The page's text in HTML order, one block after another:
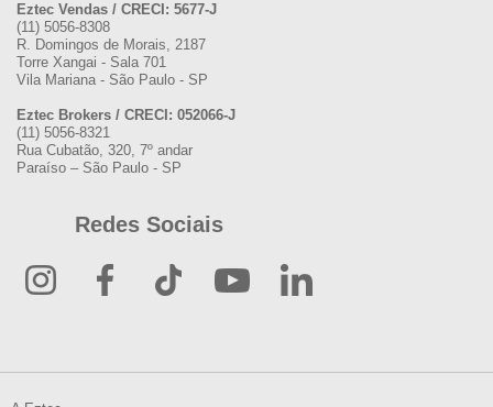
Eztec Vendas / CRECI: 5677-J
(11) 5056-8308
R. Domingos de Morais, 2187
Torre Xangai - Sala 701
Vila Mariana - São Paulo - SP
Eztec Brokers / CRECI: 052066-J
(11) 5056-8321
Rua Cubatão, 320, 7º andar
Paraíso – São Paulo - SP
Redes Sociais